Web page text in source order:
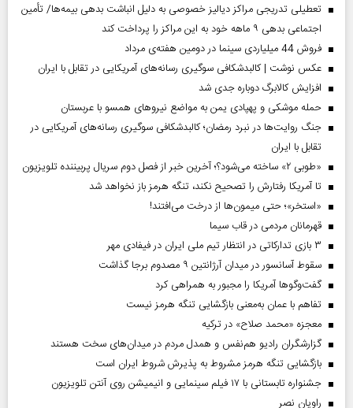
تعطیلی تدریجی مراکز دیالیز خصوصی به دلیل انباشت بدهی بیمه‌ها/ تأمین
اجتماعی بدهی ۹ ماهه خود به این مراکز را پرداخت کند
فروش 44 میلیاردی سینما در دومین هفته‌ی مرداد
عکس نوشت | کالبدشکافی سوگیری رسانه‌های آمریکایی در تقابل با ایران
افزایش کالابرگ دوباره جدی شد
حمله موشکی و پهپادی یمن به مواضع نیروهای همسو با عربستان
جنگ روایت‌ها در نبرد رمضان؛ کالبدشکافی سوگیری رسانه‌های آمریکایی در
تقابل با ایران
«طوبی ۲» ساخته می‌شود؟؛ آخرین خبر از فصل دوم سریال پربیننده تلویزیون
تا آمریکا رفتارش را تصحیح نکند، تنگه هرمز باز نخواهد شد
«استخر»‌‌؛ حتی میمون‌ها از درخت می‌افتند!
قهرمانان مردمی در قاب سیما
۳ بازی تدارکاتی در انتظار تیم ملی ایران در فیفادی مهر
سقوط آسانسور در میدان آرژانتین ۹ مصدوم برجا گذاشت
گفت‌وگوها آمریکا را مجبور به همراهی کرد
تفاهم با عمان به‌معنی بازگشایی تنگه هرمز نیست
معجزه «محمد صلاح» در ترکیه
گزارشگران رادیو هم‌نفس و همدل مردم در میدان‌های سخت هستند
بازگشایی تنگه هرمز مشروط به پذیرش شروط ایران است
جشنواره تابستانی با ۱۷ فیلم سینمایی و انیمیشن روی آنتن تلویزیون
راویان نصر